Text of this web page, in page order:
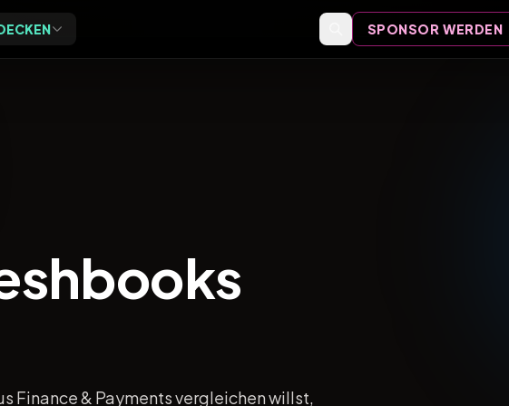
Videos
Vorträge, Tutorials und Archiv
SPONSOR WERDEN
Finance & Payments vergleichen willst,